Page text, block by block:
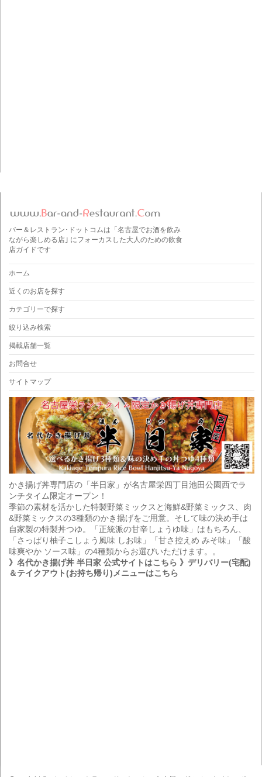
バー＆レストラン･ドットコムは「名古屋でお酒を飲み
ながら楽しめる店｣ にフォーカスした大人のための飲食
店ガイドです
ホーム
近くのお店を探す
カテゴリーで探す
絞り込み検索
掲載店舗一覧
お問合せ
サイトマップ
かき揚げ丼専門店の「半日家」が名古屋栄四丁目池田公園西でラ
ンチタイム限定オープン！
季節の素材を活かした特製野菜ミックスと海鮮&野菜ミックス、肉
&野菜ミックスの3種類のかき揚げをご用意。そして味の決め手は
自家製の特製丼つゆ。「正統派の甘辛しょうゆ味」はもちろん、
「さっぱり柚子こしょう風味 しお味」「甘さ控えめ みそ味」「酸
味爽やか ソース味」の4種類からお選びいただけます。。
》名代かき揚げ丼 半日家 公式サイトはこちら 》デリバリー(宅配)
＆テイクアウト(お持ち帰り)メニューはこちら